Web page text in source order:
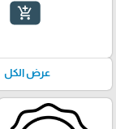
add_shopping_cart
عرض الكل